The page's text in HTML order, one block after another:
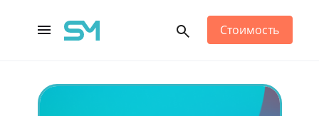
Main Navigation Стоимость